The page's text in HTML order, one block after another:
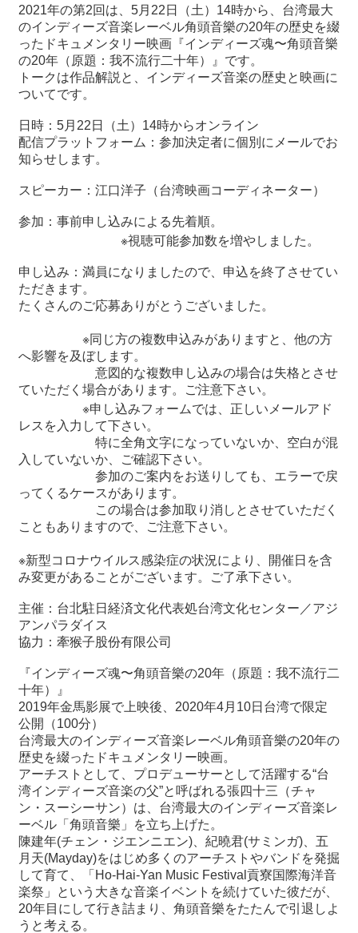
去
行
事
台
湾
の
関
ン
ク
ー
イ
ト
マ
ッ
2021年の第2回は、5月22日（土）14時から、台湾最大
のインディーズ音楽レーベル角頭音樂の20年の歴史を綴
ったドキュメンタリー映画『インディーズ魂〜角頭音樂
の20年（原題：我不流行二十年）』です。
トークは作品解説と、インディーズ音楽の歴史と映画に
ついてです。
日時：5月22日（土）14時からオンライン
配信プラットフォーム：参加決定者に個別にメールでお
知らせします。
スピーカー：江口洋子（台湾映画コーディネーター）
参加：事前申し込みによる先着順。
※視聴可能参加数を増やしました。
申し込み：満員になりましたので、申込を終了させてい
ただきます。
たくさんのご応募ありがとうございました。
※同じ方の複数申込みがありますと、他の方
へ影響を及ぼします。
意図的な複数申し込みの場合は失格とさせ
ていただく場合があります。ご注意下さい。
※申し込みフォームでは、正しいメールアド
レスを入力して下さい。
特に全角文字になっていないか、空白が混
入していないか、ご確認下さい。
参加のご案内をお送りしても、エラーで戻
ってくるケースがあります。
この場合は参加取り消しとさせていただく
こともありますので、ご注意下さい。
※新型コロナウイルス感染症の状況により、開催日を含
み変更があることがございます。ご了承下さい。
主催：台北駐日経済文化代表処台湾文化センター／アジ
アンパラダイス
協力：牽猴子股份有限公司
『インディーズ魂〜角頭音樂の20年（原題：我不流行二
十年）』
2019年金馬影展で上映後、2020年4月10日台湾で限定
公開（100分）
台湾最大のインディーズ音楽レーベル角頭音樂の20年の
歴史を綴ったドキュメンタリー映画。
アーチストとして、プロデューサーとして活躍する“台
湾インディーズ音楽の父”と呼ばれる張四十三（チャ
ン・スーシーサン）は、台湾最大のインディーズ音楽レ
ーベル「角頭音樂」を立ち上げた。
陳建年(チェン・ジエンニエン)、紀曉君(サミンガ)、五
月天(Mayday)をはじめ多くのアーチストやバンドを発掘
して育て、「Ho-Hai-Yan Music Festival貢寮国際海洋音
楽祭」という大きな音楽イベントを続けていた彼だが、
20年目にして行き詰まり、角頭音樂をたたんで引退しよ
うと考える。